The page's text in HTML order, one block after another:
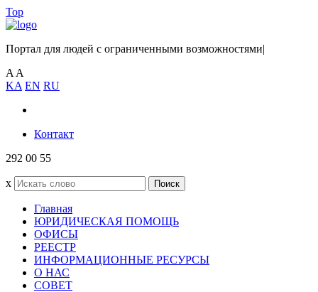
Top
Портал для людей с ограниченными возможностями|
A A
KA EN RU
Контакт
292 00 55
x Поиск
Главная
ЮРИДИЧЕСКАЯ ПОМОЩЬ
ОФИСЫ
РЕЕСТР
ИНФОРМАЦИОННЫЕ РЕСУРСЫ
О НАС
СОВЕТ